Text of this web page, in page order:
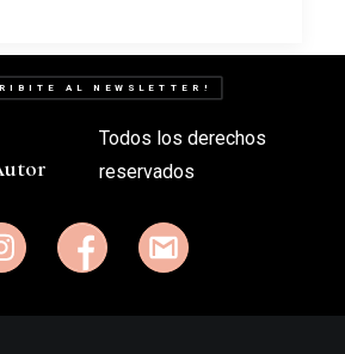
AL NEWSLETTER!
Todos los derechos
reservados